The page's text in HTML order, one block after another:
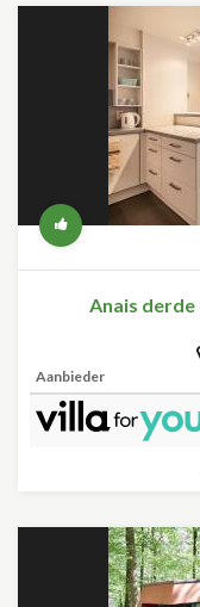
Anais
Aanbieder